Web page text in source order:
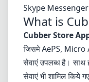
Skype Messenger
What is
Cubber Store
जिसमे AePS, Micro
सेवाएं उपलब्ध है। साथ
सेवाएं भी शामिल किये